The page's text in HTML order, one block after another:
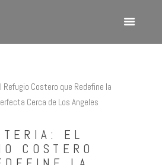
CON BETSY
EL
COSTERO